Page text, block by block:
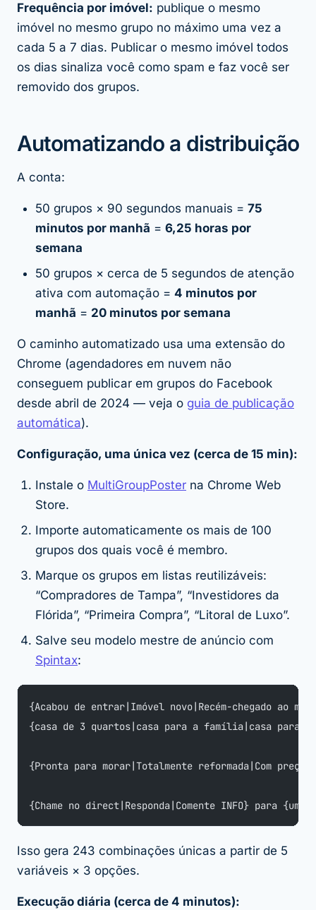
Frequência por imóvel: publique o mesmo
imóvel no mesmo grupo no máximo uma vez a
cada 5 a 7 dias. Publicar o mesmo imóvel todos
os dias sinaliza você como spam e faz você ser
removido dos grupos.
Automatizando a distribuição
A conta:
50 grupos × 90 segundos manuais = 75
minutos por manhã = 6,25 horas por
semana
50 grupos × cerca de 5 segundos de atenção
ativa com automação = 4 minutos por
manhã = 20 minutos por semana
O caminho automatizado usa uma extensão do
Chrome (agendadores em nuvem não
conseguem publicar em grupos do Facebook
desde abril de 2024 — veja o guia de publicação
automática).
Configuração, uma única vez (cerca de 15 min):
Instale o MultiGroupPoster na Chrome Web
Store.
Importe automaticamente os mais de 100
grupos dos quais você é membro.
Marque os grupos em listas reutilizáveis:
“Compradores de Tampa”, “Investidores da
Flórida”, “Primeira Compra”, “Litoral de Luxo”.
Salve seu modelo mestre de anúncio com
Spintax:
{Acabou de entrar|Imóvel novo|Recém-chegado ao
{casa de 3 quartos|casa para a família|casa para
{Pronta para morar|Totalmente reformada|Com preço
{Chame no direct|Responda|Comente INFO} para
Isso gera 243 combinações únicas a partir de 5
variáveis × 3 opções.
Execução diária (cerca de 4 minutos):